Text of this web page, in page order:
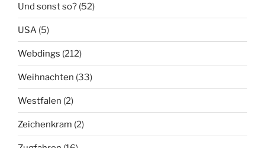
Und sonst so? (52)
USA (5)
Webdings (212)
Weihnachten (33)
Westfalen (2)
Zeichenkram (2)